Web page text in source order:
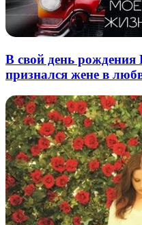
В свой день
признался жене в